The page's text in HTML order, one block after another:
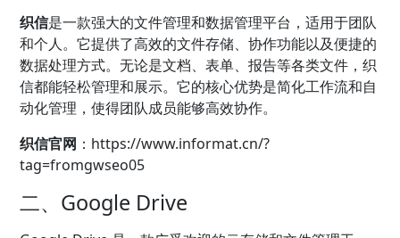
织信是一款强大的文件管理和数据管理平台，适用于团队
和个人。它提供了高效的文件存储、协作功能以及便捷的
数据处理方式。无论是文档、表单、报告等各类文件，织
信都能轻松管理和展示。它的核心优势是简化工作流和自
动化管理，使得团队成员能够高效协作。
织信官网 ：https://www.informat.cn/?
tag=fromgwseo05
二、Google Drive